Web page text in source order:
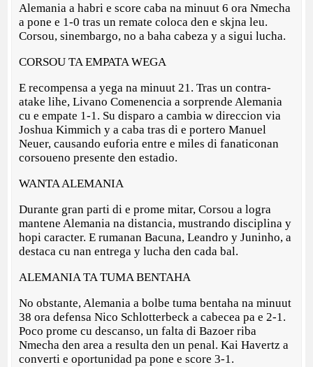
Alemania a habri e score caba na minuut 6 ora Nmecha
a pone e 1-0 tras un remate coloca den e skjna leu.
Corsou, sinembargo, no a baha cabeza y a sigui lucha.
CORSOU TA EMPATA WEGA
E recompensa a yega na minuut 21. Tras un contra-
atake lihe, Livano Comenencia a sorprende Alemania
cu e empate 1-1. Su disparo a cambia w direccion via
Joshua Kimmich y a caba tras di e portero Manuel
Neuer, causando euforia entre e miles di fanaticonan
corsoueno presente den estadio.
WANTA ALEMANIA
Durante gran parti di e prome mitar, Corsou a logra
mantene Alemania na distancia, mustrando disciplina y
hopi caracter. E rumanan Bacuna, Leandro y Juninho, a
destaca cu nan entrega y lucha den cada bal.
ALEMANIA TA TUMA BENTAHA
No obstante, Alemania a bolbe tuma bentaha na minuut
38 ora defensa Nico Schlotterbeck a cabecea pa e 2-1.
Poco prome cu descanso, un falta di Bazoer riba
Nmecha den area a resulta den un penal. Kai Havertz a
converti e oportunidad pa pone e score 3-1.